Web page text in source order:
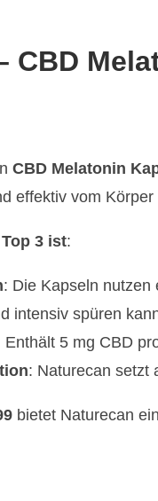
CBD
CBD Melatonin
effektiv vom
3 ist:
: Die Kapseln nutzen
intensiv spüren
Enthält 5 mg CBD
: Naturecan setzt
bietet Naturecan